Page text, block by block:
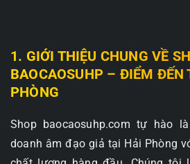
1. GIỚI THIỆU CHUNG VỀ
BAOCAOSUHP – ĐIỂM ĐẾN
PHÒNG
Shop baocaosuhp.com tự hào
doanh âm đạo giả tại Hải Phòng